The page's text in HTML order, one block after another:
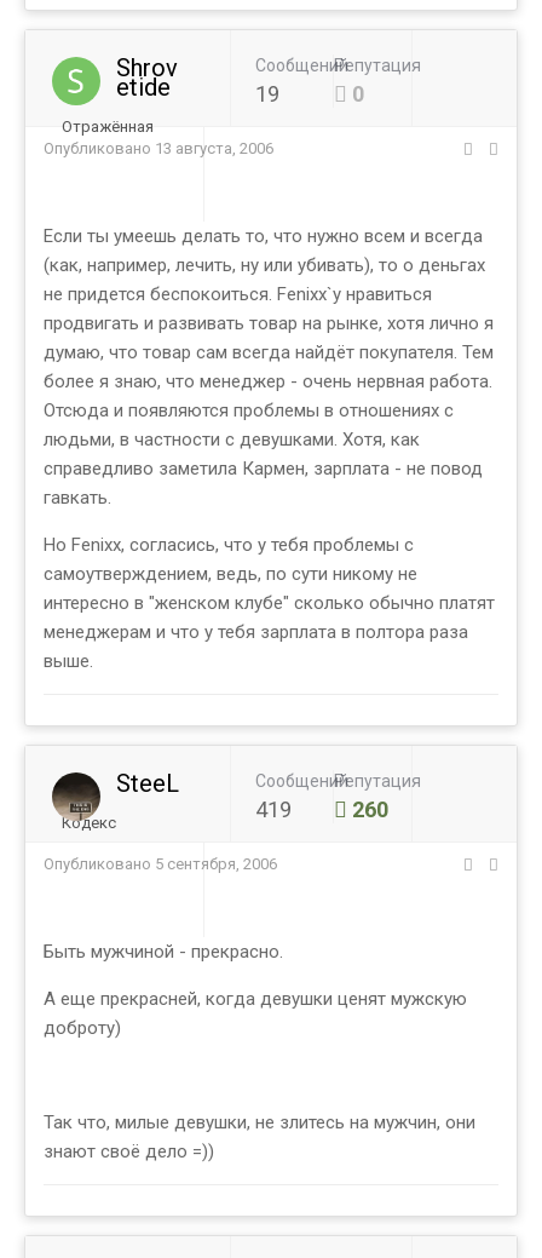
Shrov
etide
Отражённая
Сообщений
19
Репутация
0
Опубликовано 13 августа, 2006
Если ты умеешь делать то, что нужно всем и всегда
(как, например, лечить, ну или убивать), то о деньгах
не придется беспокоиться. Fenixx`у нравиться
продвигать и развивать товар на рынке, хотя лично я
думаю, что товар сам всегда найдёт покупателя. Тем
более я знаю, что менеджер - очень нервная работа.
Отсюда и появляются проблемы в отношениях с
людьми, в частности с девушками. Хотя, как
справедливо заметила Кармен, зарплата - не повод
гавкать.
Но Fenixx, согласись, что у тебя проблемы с
самоутверждением, ведь, по сути никому не
интересно в "женском клубе" сколько обычно платят
менеджерам и что у тебя зарплата в полтора раза
выше.
SteeL
Кодекс
Сообщений
419
Репутация
260
Опубликовано 5 сентября, 2006
Быть мужчиной - прекрасно.
А еще прекрасней, когда девушки ценят мужскую
доброту)
Так что, милые девушки, не злитесь на мужчин, они
знают своё дело =))